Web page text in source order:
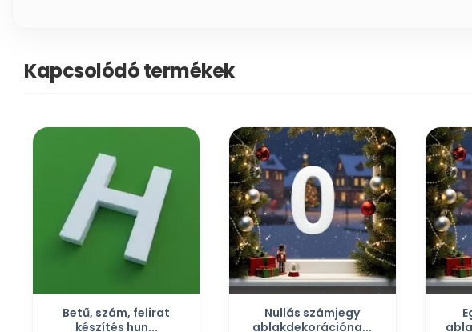
Kapcsolódó termékek
Betű, szám, felirat
készítés hun...
Nullás számjegy
ablakdekorációna...